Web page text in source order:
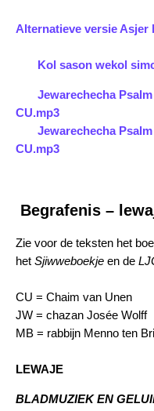
Alternatieve versie Asjer
Kol sason wekol
Jewarechecha
CU.mp3
Jewarechecha
CU.mp3
Begrafenis –
Zie voor de teksten het
het Sjiwweboekje en de
CU = Chaim van Unen
JW = chazan Josée Wolff
MB = rabbijn Menno ten
LEWAJE
BLADMUZIEK EN